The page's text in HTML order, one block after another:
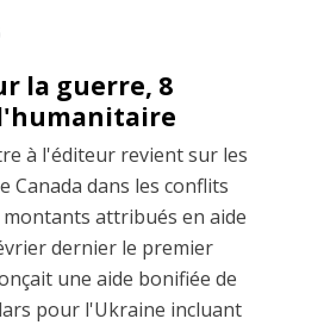
la guerre, 8
à l'éditeur revient sur les
Canada dans les conflits
attribués en aide
dernier le premier
une aide bonifiée de
pour l'Ukraine incluant